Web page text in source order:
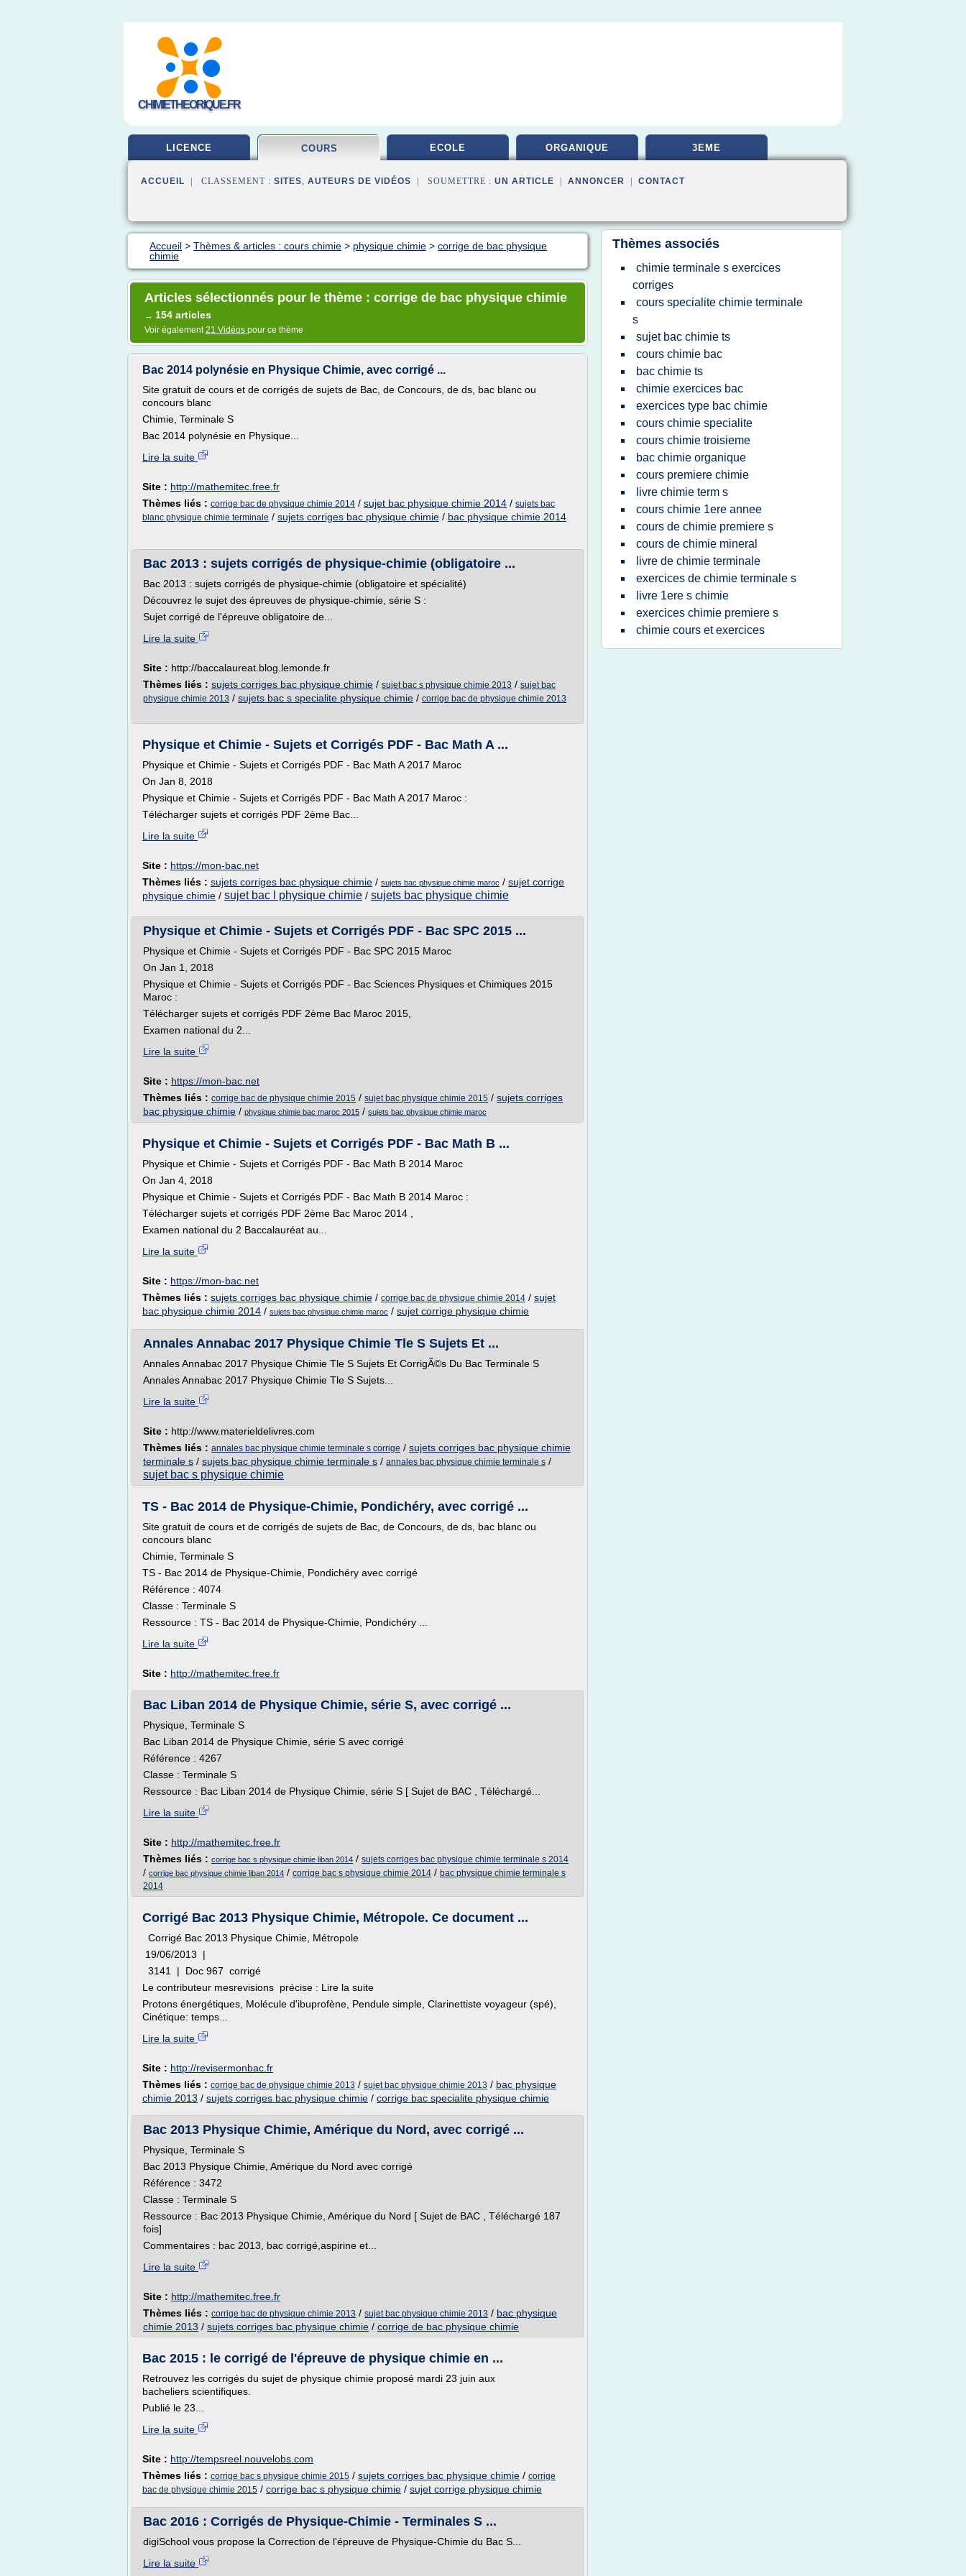
CHIMIETHEORIQUE.FR
LICENCE COURS ECOLE ORGANIQUE 3EME
ACCUEIL | CLASSEMENT : SITES, AUTEURS DE VIDÉOS | SOUMETTRE : UN ARTICLE ANNONCER CONTACT
Accueil > Thèmes & articles : cours chimie > physique chimie > corrige de bac physique
chimie
Articles sélectionnés pour le thème : corrige de bac physique chimie
→ 154 articles
Voir également21 Vidéos pour ce thème
Bac 2014 polynésie en Physique Chimie, avec corrigé ...
Site gratuit de cours et de corrigés de sujets de Bac, de Concours, de ds, bac blanc ou
concours blanc
Chimie, Terminale S
Bac 2014 polynésie en Physique...
Lire la suite
Site : http://mathemitec.free.fr
Thèmes liés : corrige bac de physique chimie 2014 / sujet bac physique chimie 2014 / sujets bac
blanc physique chimie terminale / sujets corriges bac physique chimie / bac physique chimie 2014
Bac 2013 : sujets corrigés de physique-chimie (obligatoire ...
Bac 2013 : sujets corrigés de physique-chimie (obligatoire et spécialité)
Découvrez le sujet des épreuves de physique-chimie, série S :
Sujet corrigé de l'épreuve obligatoire de...
Lire la suite
Site : http://baccalaureat.blog.lemonde.fr
Thèmes liés : sujets corriges bac physique chimie / sujet bac s physique chimie 2013 / sujet bac
physique chimie 2013 / sujets bac s specialite physique chimie / corrige bac de physique chimie 2013
Physique et Chimie - Sujets et Corrigés PDF - Bac Math A ...
Physique et Chimie - Sujets et Corrigés PDF - Bac Math A 2017 Maroc
On Jan 8, 2018
Physique et Chimie - Sujets et Corrigés PDF - Bac Math A 2017 Maroc :
Télécharger sujets et corrigés PDF 2ème Bac...
Lire la suite
Site : https://mon-bac.net
Thèmes liés : sujets corriges bac physique chimie / sujets bac physique chimie maroc / sujet corrige
physique chimie / sujet bac l physique chimie / sujets bac physique chimie
Physique et Chimie - Sujets et Corrigés PDF - Bac SPC 2015 ...
Physique et Chimie - Sujets et Corrigés PDF - Bac SPC 2015 Maroc
On Jan 1, 2018
Physique et Chimie - Sujets et Corrigés PDF - Bac Sciences Physiques et Chimiques 2015
Maroc :
Télécharger sujets et corrigés PDF 2ème Bac Maroc 2015,
Examen national du 2...
Lire la suite
Site : https://mon-bac.net
Thèmes liés : corrige bac de physique chimie 2015 / sujet bac physique chimie 2015 / sujets corriges
bac physique chimie / physique chimie bac maroc 2015 / sujets bac physique chimie maroc
Physique et Chimie - Sujets et Corrigés PDF - Bac Math B ...
Physique et Chimie - Sujets et Corrigés PDF - Bac Math B 2014 Maroc
On Jan 4, 2018
Physique et Chimie - Sujets et Corrigés PDF - Bac Math B 2014 Maroc :
Télécharger sujets et corrigés PDF 2ème Bac Maroc 2014 ,
Examen national du 2 Baccalauréat au...
Lire la suite
Site : https://mon-bac.net
Thèmes liés : sujets corriges bac physique chimie / corrige bac de physique chimie 2014 / sujet
bac physique chimie 2014 / sujets bac physique chimie maroc / sujet corrige physique chimie
Annales Annabac 2017 Physique Chimie Tle S Sujets Et ...
Annales Annabac 2017 Physique Chimie Tle S Sujets Et CorrigÃ©s Du Bac Terminale S
Annales Annabac 2017 Physique Chimie Tle S Sujets...
Lire la suite
Site : http://www.materieldelivres.com
Thèmes liés : annales bac physique chimie terminale s corrige / sujets corriges bac physique chimie
terminale s / sujets bac physique chimie terminale s / annales bac physique chimie terminale s /
sujet bac s physique chimie
TS - Bac 2014 de Physique-Chimie, Pondichéry, avec corrigé ...
Site gratuit de cours et de corrigés de sujets de Bac, de Concours, de ds, bac blanc ou
concours blanc
Chimie, Terminale S
TS - Bac 2014 de Physique-Chimie, Pondichéry avec corrigé
Référence : 4074
Classe : Terminale S
Ressource : TS - Bac 2014 de Physique-Chimie, Pondichéry ...
Lire la suite
Site : http://mathemitec.free.fr
Bac Liban 2014 de Physique Chimie, série S, avec corrigé ...
Physique, Terminale S
Bac Liban 2014 de Physique Chimie, série S avec corrigé
Référence : 4267
Classe : Terminale S
Ressource : Bac Liban 2014 de Physique Chimie, série S [ Sujet de BAC , Téléchargé...
Lire la suite
Site : http://mathemitec.free.fr
Thèmes liés : corrige bac s physique chimie liban 2014 / sujets corriges bac physique chimie terminale s 2014
/ corrige bac physique chimie liban 2014 / corrige bac s physique chimie 2014 / bac physique chimie terminale s
2014
Corrigé Bac 2013 Physique Chimie, Métropole. Ce document ...
Corrigé Bac 2013 Physique Chimie, Métropole
19/06/2013 |
3141 | Doc 967 corrigé
Le contributeur mesrevisions précise : Lire la suite
Protons énergétiques, Molécule d'ibuprofène, Pendule simple, Clarinettiste voyageur (spé),
Cinétique: temps...
Lire la suite
Site : http://revisermonbac.fr
Thèmes liés : corrige bac de physique chimie 2013 / sujet bac physique chimie 2013 / bac physique
chimie 2013 / sujets corriges bac physique chimie / corrige bac specialite physique chimie
Bac 2013 Physique Chimie, Amérique du Nord, avec corrigé ...
Physique, Terminale S
Bac 2013 Physique Chimie, Amérique du Nord avec corrigé
Référence : 3472
Classe : Terminale S
Ressource : Bac 2013 Physique Chimie, Amérique du Nord [ Sujet de BAC , Téléchargé 187
fois]
Commentaires : bac 2013, bac corrigé,aspirine et...
Lire la suite
Site : http://mathemitec.free.fr
Thèmes liés : corrige bac de physique chimie 2013 / sujet bac physique chimie 2013 / bac physique
chimie 2013 / sujets corriges bac physique chimie / corrige de bac physique chimie
Bac 2015 : le corrigé de l'épreuve de physique chimie en ...
Retrouvez les corrigés du sujet de physique chimie proposé mardi 23 juin aux
bacheliers scientifiques.
Publié le 23...
Lire la suite
Site : http://tempsreel.nouvelobs.com
Thèmes liés : corrige bac s physique chimie 2015 / sujets corriges bac physique chimie / corrige
bac de physique chimie 2015 / corrige bac s physique chimie / sujet corrige physique chimie
Bac 2016 : Corrigés de Physique-Chimie - Terminales S ...
digiSchool vous propose la Correction de l'épreuve de Physique-Chimie du Bac S...
Lire la suite
Thèmes associés
chimie terminale s exercices
corriges
cours specialite chimie terminale
s
sujet bac chimie ts
cours chimie bac
bac chimie ts
chimie exercices bac
exercices type bac chimie
cours chimie specialite
cours chimie troisieme
bac chimie organique
cours premiere chimie
livre chimie term s
cours chimie 1ere annee
cours de chimie premiere s
cours de chimie mineral
livre de chimie terminale
exercices de chimie terminale s
livre 1ere s chimie
exercices chimie premiere s
chimie cours et exercices